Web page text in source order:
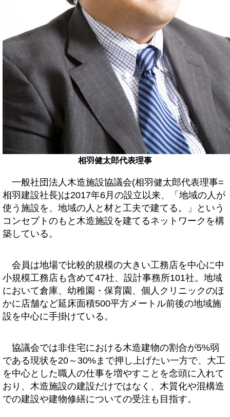
相羽健太郎代表理事
一般社団法人木造施設協議会(相羽健太郎代表理事=
相羽建設社長)は2017年6月の設立以来、「地域の人が
使う施設を、地域の人と材と工夫で建てる。」という
コンセプトのもと木造施設を建てるネットワークを構
築している。
会員は地場で比較的規模の大きい工務店を中心に中
小規模工務店も含めて47社、設計事務所101社。地域
において倉庫、幼稚園・保育園、個人クリニックのほ
かに店舗など延床面積500平方メートル前後の地域施
設を中心に手掛けている。
協議会では非住宅における木造建物の割合が5%弱
である現状を20～30%まで押し上げたい一方で、大工
を中心とした職人の仕事を増やすことを念頭に入れて
おり、木造施設の建設だけではなく、木質化や混構造
での建設や建物修繕についての受注も目指す。